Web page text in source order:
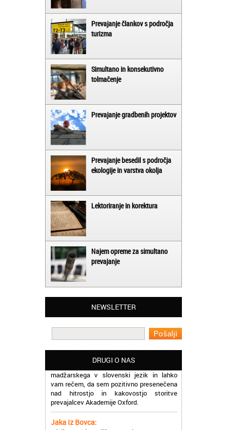
Prevajanje člankov s področja
turizma
Simultano in konsekutivno
tolmačenje
Prevajanje gradbenih projektov
Prevajanje besedil s področja
ekologije in varstva okolja
Lektoriranje in korektura
Najem opreme za simultano
prevajanje
NEWSLETTER
DRUGI O NAS
Matjaž iz Ajdovščine:
Lahko pohvalim vse zaposlene v Akademiji
Oxford, ker so resnično profesionalni in
madžarskega v slovenski jezik in lahko
vam rečem, da sem pozitivno presenečena
nad hitrostjo in kakovostjo storitve
prevajalcev Akademije Oxford.
Jaka iz Bovca:
Mislim, da je odlično, ker lahko na enem